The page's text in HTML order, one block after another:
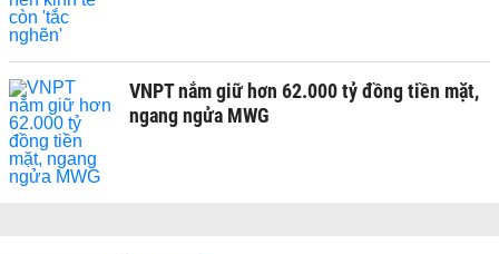
VNPT nắm giữ hơn 62.000 tỷ đồng tiền mặt,
ngang ngửa MWG